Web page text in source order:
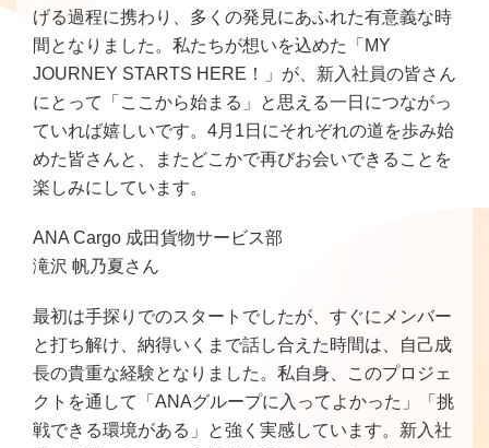
げる過程に携わり、多くの発見にあふれた有意義な時
間となりました。私たちが想いを込めた「MY
JOURNEY STARTS HERE！」が、新入社員の皆さん
にとって「ここから始まる」と思える一日につながっ
ていれば嬉しいです。4月1日にそれぞれの道を歩み始
めた皆さんと、またどこかで再びお会いできることを
楽しみにしています。
ANA Cargo 成田貨物サービス部
滝沢 帆乃夏さん
最初は手探りでのスタートでしたが、すぐにメンバー
と打ち解け、納得いくまで話し合えた時間は、自己成
長の貴重な経験となりました。私自身、このプロジェ
クトを通して「ANAグループに入ってよかった」「挑
戦できる環境がある」と強く実感しています。新入社